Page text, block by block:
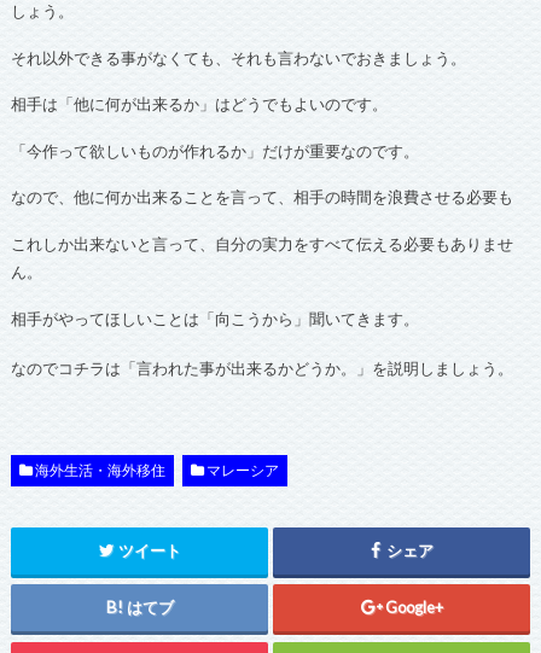
しょう。
それ以外できる事がなくても、それも言わないでおきましょう。
相手は「他に何が出来るか」はどうでもよいのです。
「今作って欲しいものが作れるか」だけが重要なのです。
なので、他に何か出来ることを言って、相手の時間を浪費させる必要も
これしか出来ないと言って、自分の実力をすべて伝える必要もありませ
ん。
相手がやってほしいことは「向こうから」聞いてきます。
なのでコチラは「言われた事が出来るかどうか。」を説明しましょう。
海外生活・海外移住 マレーシア
ツイート シェア
はてブ Google+